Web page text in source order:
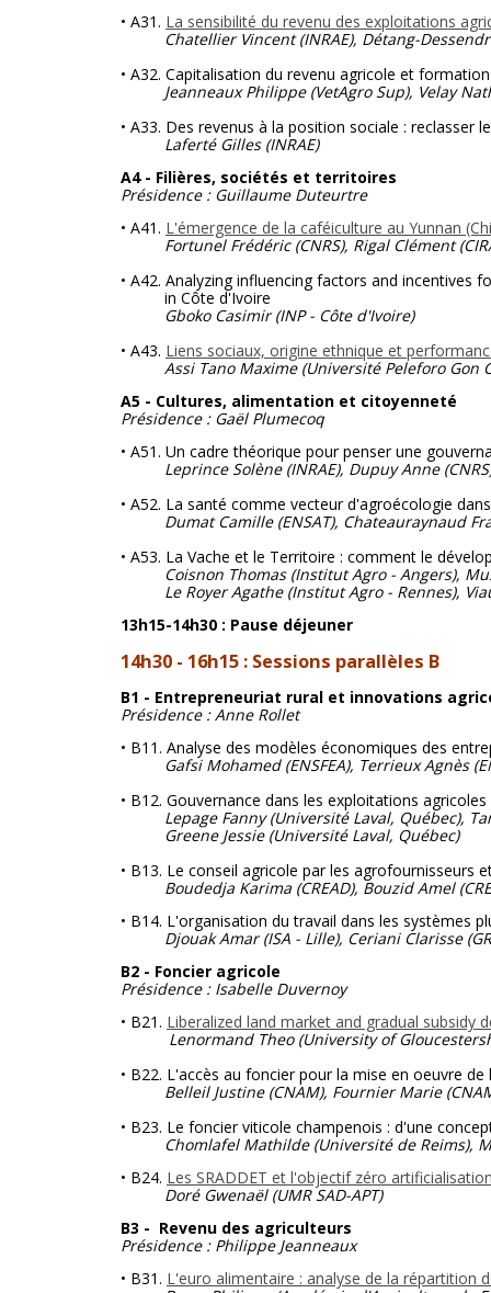
• A31. La sensibilité du revenu des exploitations
Chatellier Vincent (INRAE), Détang-
• A32. Capitalisation du revenu agricole et
Jeanneaux Philippe (VetAgro Sup), Velay
• A33. Des revenus à la position sociale : reclasser
Laferté Gilles (INRAE)
A4 - Filières, sociétés et territoires
Présidence : Guillaume Duteurtre
• A41. L'émergence de la caféiculture au Yunnan
Fortunel Frédéric (CNRS), Rigal Clément
• A42. Analyzing influencing factors and
in Côte d'Ivoire
Gboko Casimir (INP - Côte d'Ivoire)
• A43. Liens sociaux, origine ethnique et
Assi Tano Maxime (Université Peleforo Gon
A5 - Cultures, alimentation et citoyenneté
Présidence : Gaël Plumecoq
• A51. Un cadre théorique pour penser une
Leprince Solène (INRAE), Dupuy Anne
• A52. La santé comme vecteur d'agroécologie
Dumat Camille (ENSAT), Chateauraynaud
• A53. La Vache et le Territoire : comment le
Coisnon Thomas (Institut Agro - Angers),
Le Royer Agathe (Institut Agro - Rennes),
13h15-14h30 : Pause déjeuner
14h30 - 16h15 : Sessions parallèles B
B1 - Entrepreneuriat rural et innovations
Présidence : Anne Rollet
• B11. Analyse des modèles économiques des
Gafsi Mohamed (ENSFEA), Terrieux Agnès
• B12. Gouvernance dans les exploitations
Lepage Fanny (Université Laval, Québec),
Greene Jessie (Université Laval, Québec)
• B13. Le conseil agricole par les agrofournisseurs
Boudedja Karima (CREAD), Bouzid Amel
• B14. L'organisation du travail dans les systèmes
Djouak Amar (ISA - Lille), Ceriani Clarisse
B2 - Foncier agricole
Présidence : Isabelle Duvernoy
• B21. Liberalized land market and gradual subsidy
Lenormand Theo (University of
• B22. L'accès au foncier pour la mise en oeuvre
Belleil Justine (CNAM), Fournier Marie
• B23. Le foncier viticole champenois : d'une
Chomlafel Mathilde (Université de Reims),
• B24. Les SRADDET et l'objectif zéro
Doré Gwenaël (UMR SAD-APT)
B3 - Revenu des agriculteurs
Présidence : Philippe Jeanneaux
• B31. L'euro alimentaire : analyse de la répartition